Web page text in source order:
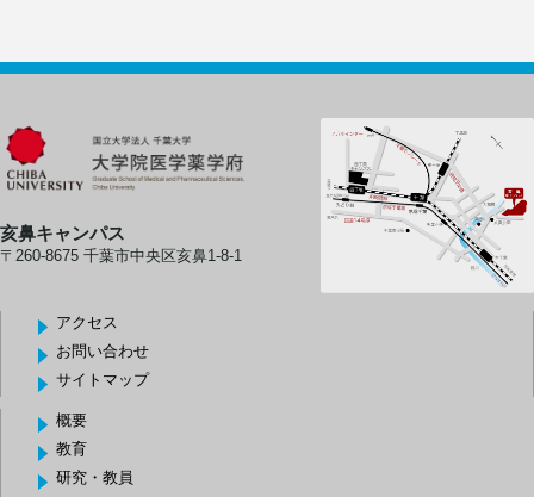
亥鼻キャンパス
〒260-8675 千葉市中央区亥鼻1-8-1
アクセス
お問い合わせ
サイトマップ
概要
教育
研究・教員